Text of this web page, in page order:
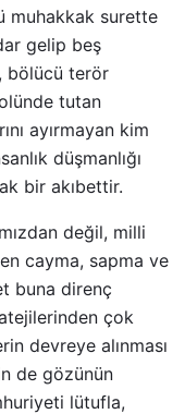
muhakkak surette
gelip beş
bölücü terör
tutan
ayırmayan kim
düşmanlığı
bir akıbettir.
değil, milli
cayma, sapma ve
buna direnç
çok
devreye alınması
de gözünün
lütufla,